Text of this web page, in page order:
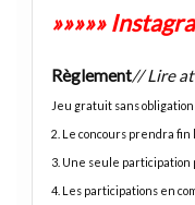
»»»»»
Règlement// Lire
Jeu gratuit sans
2. Le concours prendra fin
3. Une seule participation
4. Les participations en